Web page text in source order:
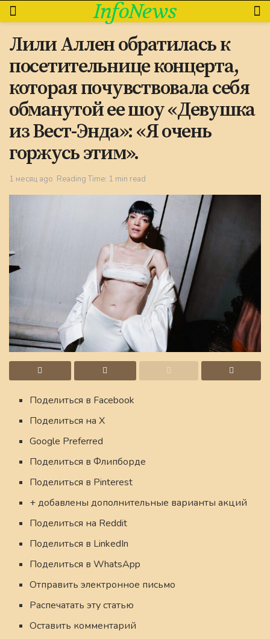
InfoNews
Лили Аллен обратилась к
посетительнице концерта,
которая почувствовала себя
обманутой ее шоу «Девушка
из Вест-Энда»: «Я очень
горжусь этим».
1 месяц ago Reading Time: 1 min read
Поделиться в Facebook
Поделиться на X
Google Preferred
Поделиться в Флипборде
Поделиться в Pinterest
+ добавлены дополнительные варианты акций
Поделиться на Reddit
Поделиться в LinkedIn
Поделиться в WhatsApp
Отправить электронное письмо
Распечатать эту статью
Оставить комментарий